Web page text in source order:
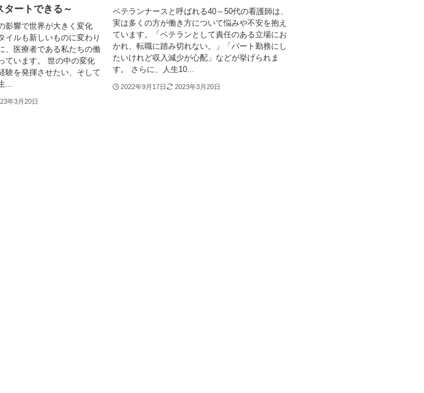
タートできる～
影響で世界が大きく変化
イルも新しいものに変わり
、医療者である私たちの働
ています。 世の中の変化
験を発揮させたい、そして
...
年3月20日
ベテランナースと呼ばれる40～50代の看護師は、
実は多くの方が働き方について悩みや不安を抱え
ています。「ベテランとして責任のある立場にお
かれ、転職に踏み切れない。」「パート勤務にし
たいけれど収入減少が心配」などが挙げられま
す。 さらに、人生10...
2022年9月17日 2023年3月20日